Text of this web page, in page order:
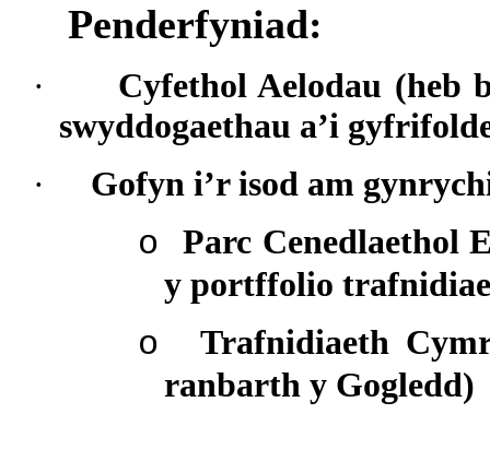
Penderfyniad:
·
Cyfethol Aelodau (heb
swyddogaethau a’i
·
Gofyn i’r isod am
o
Parc Cenedlaethol
y portffolio
o
Trafnidiaeth
ranbarth y Gogledd)